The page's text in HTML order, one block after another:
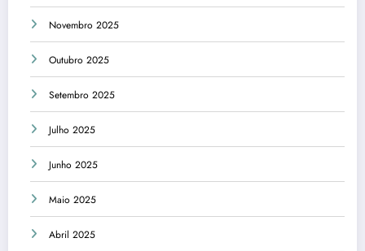
Novembro 2025
Outubro 2025
Setembro 2025
Julho 2025
Junho 2025
Maio 2025
Abril 2025